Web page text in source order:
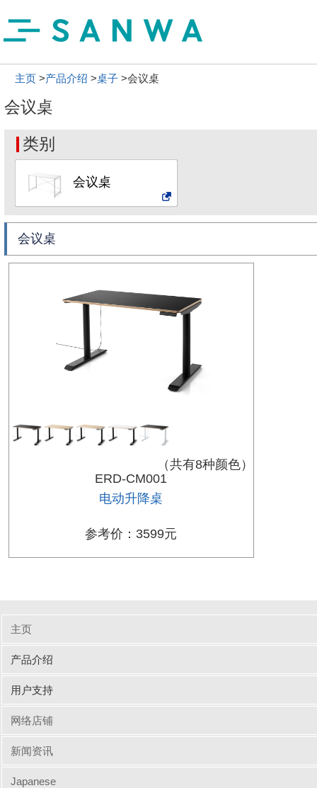
主页 >产品介绍 >桌子 >会议桌
会议桌
类别
会议桌
会议桌
（共有8种颜色）
ERD-CM001
电动升降桌
参考价：3599元
主页
产品介绍
输入周边设备
网线/线缆
电脑配件
手机/平板配件
桌子
椅子
商业办公
用户支持
驱动/说明书下载
Q&A（常见问题）
网络店铺
新闻资讯
Japanese